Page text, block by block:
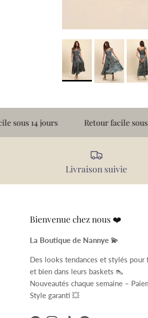
jours Retour facile sous 14 jours
Livraison suivie
Bienvenue chez nous ❤️
La Boutique de Nannye 💫
Des looks tendances et stylés pour
et bien dans leurs baskets 👠
Nouveautés chaque semaine –
Style garanti 💥